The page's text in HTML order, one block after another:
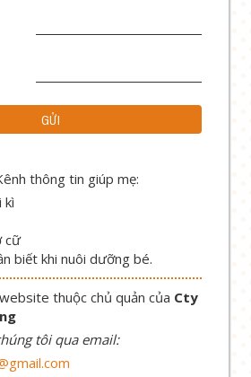
thông tin giúp mẹ:
kì
cữ
biết khi nuôi dưỡng bé.
thuộc chủ quản của Cty
tôi qua email: